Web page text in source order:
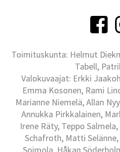
Toimituskunta: Helmut
Tabell,
Valokuvaajat: Erkki
Emma Kosonen, Rami
Marianne Niemelä, Allan
Annukka Pirkkalainen,
Irene Räty, Teppo
Schafroth, Matti